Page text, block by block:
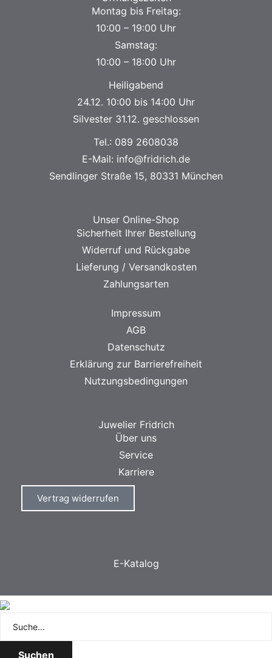
Montag bis Freitag:
10:00 – 19:00 Uhr
Samstag:
10:00 – 18:00 Uhr
Heiligabend
24.12. 10:00 bis 14:00 Uhr
Silvester 31.12. geschlossen
Tel.: 089 2608038
E-Mail: info@fridrich.de
Sendlinger Straße 15, 80331 München
Unser Online-Shop
Sicherheit Ihrer Bestellung
Widerruf und Rückgabe
Lieferung / Versandkosten
Zahlungsarten
Impressum
AGB
Datenschutz
Erklärung zur Barrierefreiheit
Nutzungsbedingungen
Juwelier Fridrich
Über uns
Service
Karriere
Vertrag widerrufen
E-Katalog
Suchen